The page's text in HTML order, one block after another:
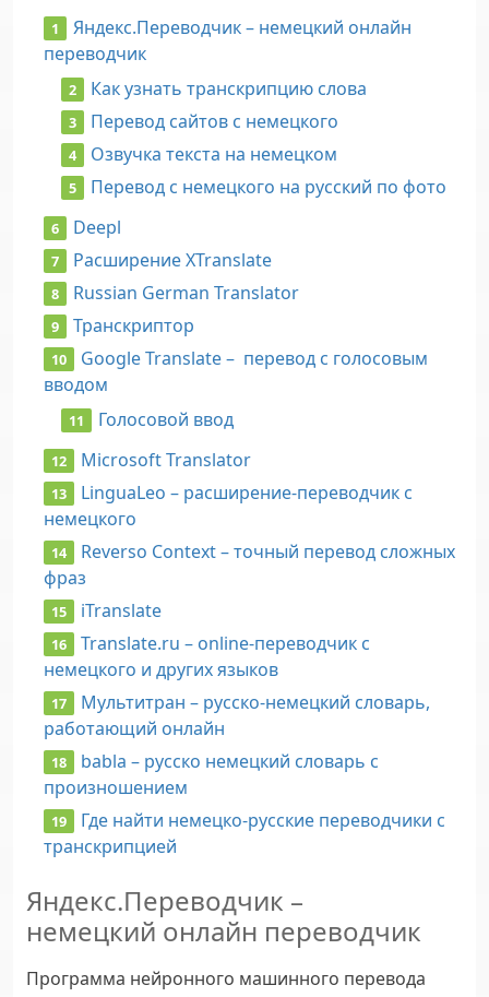
Яндекс.Переводчик – немецкий онлайн
переводчик
Как узнать транскрипцию слова
Перевод сайтов с немецкого
Озвучка текста на немецком
Перевод с немецкого на русский по фото
Deepl
Расширение XTranslate
Russian German Translator
Транскриптор
Google Translate – перевод с голосовым
вводом
Голосовой ввод
Microsoft Translator
LinguaLeo – расширение-переводчик с
немецкого
Reverso Context – точный перевод сложных
фраз
iTranslate
Translate.ru – online-переводчик с
немецкого и других языков
Мультитран – русско-немецкий словарь,
работающий онлайн
babla – русско немецкий словарь с
произношением
Где найти немецко-русские переводчики с
транскрипцией
Яндекс.Переводчик –
немецкий онлайн переводчик
Программа нейронного машинного перевода